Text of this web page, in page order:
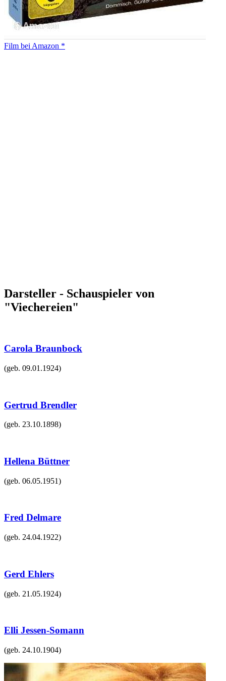
Film bei Amazon *
Darsteller - Schauspieler von
"Viechereien"
Carola Braunbock
(geb. 09.01.1924)
Gertrud Brendler
(geb. 23.10.1898)
Hellena Büttner
(geb. 06.05.1951)
Fred Delmare
(geb. 24.04.1922)
Gerd Ehlers
(geb. 21.05.1924)
Elli Jessen-Somann
(geb. 24.10.1904)